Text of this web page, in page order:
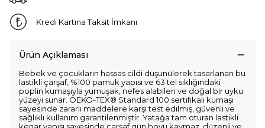
Kredi Kartına Taksit İmkanı
Ürün Açıklaması
Bebek ve çocukların hassas cildi düşünülerek tasarlanan bu
lastikli çarşaf, %100 pamuk yapısı ve 63 tel sıklığındaki
poplin kumaşıyla yumuşak, nefes alabilen ve doğal bir uyku
yüzeyi sunar. OEKO-TEX® Standard 100 sertifikalı kumaşı
sayesinde zararlı maddelere karşı test edilmiş, güvenli ve
sağlıklı kullanım garantilenmiştir. Yatağa tam oturan lastikli